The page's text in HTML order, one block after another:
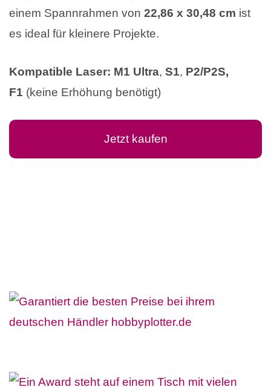
einem Spannrahmen von 22,86 x 30,48 cm ist
es ideal für kleinere Projekte.
Kompatible Laser: M1 Ultra, S1, P2/P2S,
F1 (keine Erhöhung benötigt)
Jetzt kaufen